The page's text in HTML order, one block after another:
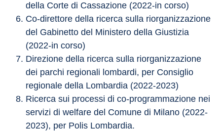
della Corte di Cassazione (2022-in corso)
Co-direttore della ricerca sulla riorganizzazione
del Gabinetto del Ministero della Giustizia
(2022-in corso)
Direzione della ricerca sulla riorganizzazione
dei parchi regionali lombardi, per Consiglio
regionale della Lombardia (2022-2023)
Ricerca sui processi di co-programmazione nei
servizi di welfare del Comune di Milano (2022-
2023), per Polis Lombardia.